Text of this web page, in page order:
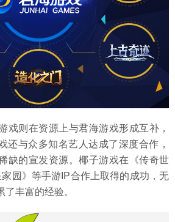
戏则在资源上与君海游戏形成互补，
还与众多知名艺人达成了深度合作，
缺的宣发资源。椰子游戏在《传奇世
园》等手游IP合作上取得的成功，无
丰富的经验。